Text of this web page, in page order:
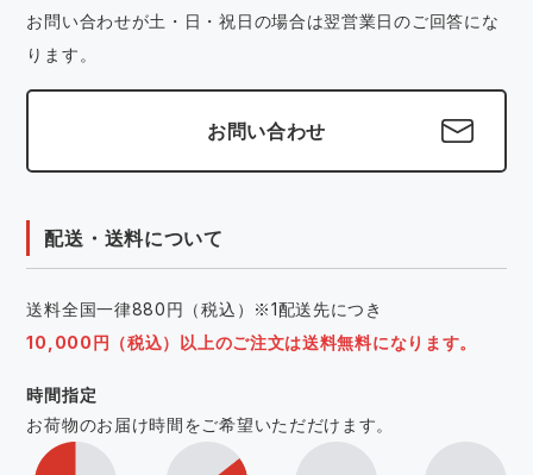
お問い合わせが土・日・祝日の場合は翌営業日のご回答にな
ります。
お問い合わせ
配送・送料について
送料全国一律880円（税込）※1配送先につき
10,000円（税込）以上のご注文は送料無料になります。
時間指定
お荷物のお届け時間をご希望いただだけます。